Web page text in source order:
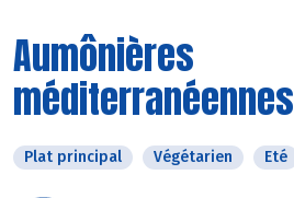
Aumônières
méditerranéennes
Plat principal Végétarien Eté